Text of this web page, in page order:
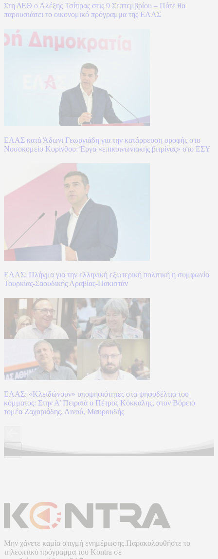
Στη ΔΕΘ ο Αλέξης Τσίπρας στις 9 Σεπτεμβρίου – Πότε θα
παρουσιάσει το οικονομικό πρόγραμμα της ΕΛΑΣ
ΕΛΑΣ κατά Άδωνι Γεωργιάδη για την κατάρρευση οροφής στο
Νοσοκομείο Κορίνθου: Έργα «επικοινωνιακής βιτρίνας» στο ΕΣΥ
ΕΛΑΣ: Πλήγμα για την ελληνική εξωτερική πολιτική η συμφωνία
Τουρκίας-Σαουδικής Αραβίας-Πακιστάν
ΕΛΑΣ: «Κλειδώνουν» υποψηφιότητες στα ψηφοδέλτια του
κόμματος: Στην Α’ Πειραιά ο Πέτρος Κόκκαλης, στον Βόρειο
τομέα Ζαχαριάδης, Λινού, Μαυρουδής
Μην χάνετε καμία στιγμή ενημέρωσης.Παρακολουθήστε το
τηλεοπτικό πρόγραμμα του Kontra σε